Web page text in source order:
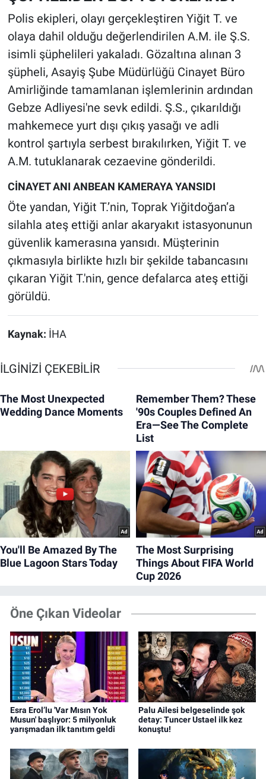
Polis ekipleri, olayı gerçekleştiren Yiğit T. ve
olaya dahil olduğu değerlendirilen A.M. ile Ş.S.
isimli şüphelileri yakaladı. Gözaltına alınan 3
şüpheli, Asayiş Şube Müdürlüğü Cinayet Büro
Amirliğinde tamamlanan işlemlerinin ardından
Gebze Adliyesi'ne sevk edildi. Ş.S., çıkarıldığı
mahkemece yurt dışı çıkış yasağı ve adli
kontrol şartıyla serbest bırakılırken, Yiğit T. ve
A.M. tutuklanarak cezaevine gönderildi.
CİNAYET ANI ANBEAN KAMERAYA YANSIDI
Öte yandan, Yiğit T.’nin, Toprak Yiğitdoğan’a
silahla ateş ettiği anlar akaryakıt istasyonunun
güvenlik kamerasına yansıdı. Müşterinin
çıkmasıyla birlikte hızlı bir şekilde tabancasını
çıkaran Yiğit T.'nin, gence defalarca ateş ettiği
görüldü.
Kaynak: İHA
Öne Çıkan Videolar
Esra Erol’lu 'Var Mısın Yok
Musun' başlıyor: 5 milyonluk
yarışmadan ilk tanıtım geldi
Palu Ailesi belgeselinde şok
detay: Tuncer Ustael ilk kez
konuştu!